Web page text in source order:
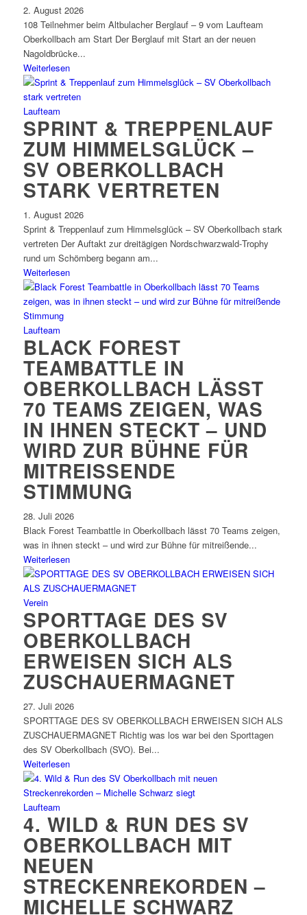
2. August 2026
108 Teilnehmer beim Altbulacher Berglauf – 9 vom Laufteam
Oberkollbach am Start Der Berglauf mit Start an der neuen
Nagoldbrücke...
Weiterlesen
Laufteam
SPRINT & TREPPENLAUF
ZUM HIMMELSGLÜCK –
SV OBERKOLLBACH
STARK VERTRETEN
1. August 2026
Sprint & Treppenlauf zum Himmelsglück – SV Oberkollbach stark
vertreten Der Auftakt zur dreitägigen Nordschwarzwald‑Trophy
rund um Schömberg begann am...
Weiterlesen
Laufteam
BLACK FOREST
TEAMBATTLE IN
OBERKOLLBACH LÄSST
70 TEAMS ZEIGEN, WAS
IN IHNEN STECKT – UND
WIRD ZUR BÜHNE FÜR
MITREISSENDE S
TIMMUNG
28. Juli 2026
Black Forest Teambattle in Oberkollbach lässt 70 Teams zeigen,
was in ihnen steckt – und wird zur Bühne für mitreißende...
Weiterlesen
Verein
SPORTTAGE DES SV
OBERKOLLBACH
ERWEISEN SICH ALS
ZUSCHAUERMAGNET
27. Juli 2026
SPORTTAGE DES SV OBERKOLLBACH ERWEISEN SICH ALS
ZUSCHAUERMAGNET Richtig was los war bei den Sporttagen
des SV Oberkollbach (SVO). Bei...
Weiterlesen
Laufteam
4. WILD & RUN DES SV
OBERKOLLBACH MIT
NEUEN
STRECKENREKORDEN –
MICHELLE SCHWARZ